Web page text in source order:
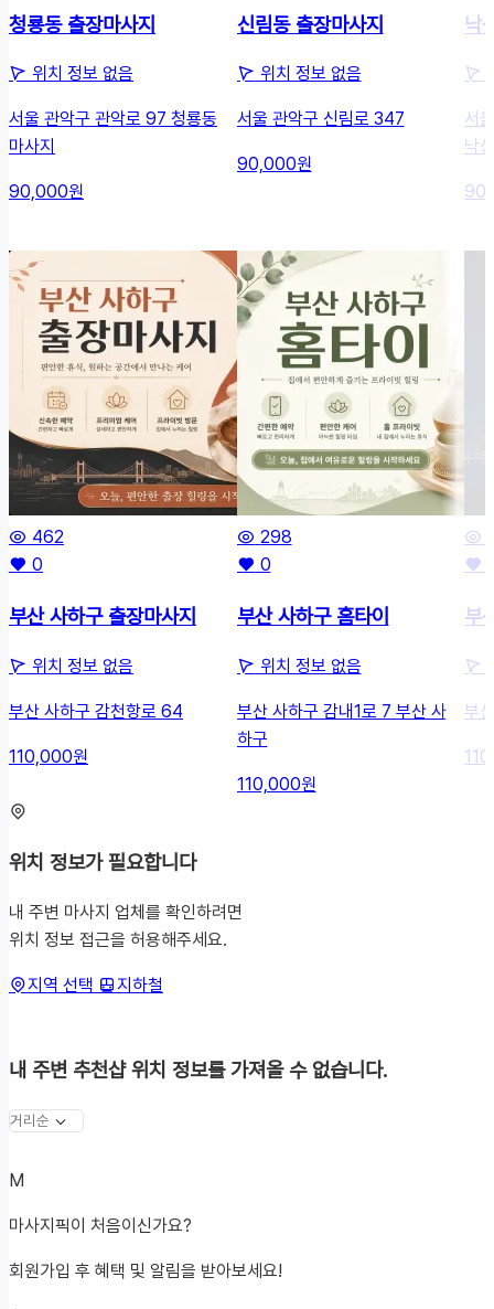
청룡동 출장마사지
위치 정보 없음
서울 관악구 관악로 97 청룡동
마사지
90,000원
신림동 출장마사지
위치 정보 없음
서울 관악구 신림로 347
90,000원
낙
서
낙
462
0
부산 사하구 출장마사지
위치 정보 없음
부산 사하구 감천항로 64
110,000원
298
0
부산 사하구 홈타이
위치 정보 없음
부산 사하구 감내1로 7 부산 사
하구
110,000원
부
부
위치 정보가 필요합니다
내 주변 마사지 업체를 확인하려면
위치 정보 접근을 허용해주세요.
지역 선택
지하철
내 주변 추천샵위치 정보를 가져올 수 없습니다.
마
사
픽
M
마사지픽이 처음이신가요?
회원가입 후 혜택 및 알림을 받아보세요!